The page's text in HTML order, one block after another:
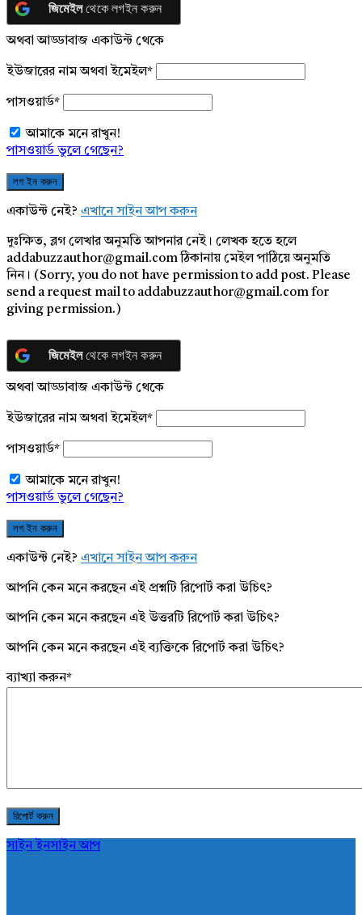
জিমেইলথেকে লগইন করুন
অথবা আড্ডাবাজ একাউন্ট থেকে
ইউজারের নাম অথবা ইমেইল*
পাসওয়ার্ড*
আমাকে মনে রাখুন!
পাসওয়ার্ড ভুলে গেছেন?
একাউন্ট নেই? এখানে সাইন আপ করুন
দুঃক্ষিত, ব্লগ লেখার অনুমতি আপনার নেই। লেখক হতে হলে
addabuzzauthor@gmail.com ঠিকানায় মেইল পাঠিয়ে অনুমতি
নিন। (Sorry, you do not have permission to add post. Please
send a request mail to addabuzzauthor@gmail.com for
giving permission.)
জিমেইলথেকে লগইন করুন
অথবা আড্ডাবাজ একাউন্ট থেকে
ইউজারের নাম অথবা ইমেইল*
পাসওয়ার্ড*
আমাকে মনে রাখুন!
পাসওয়ার্ড ভুলে গেছেন?
একাউন্ট নেই? এখানে সাইন আপ করুন
আপনি কেন মনে করছেন এই প্রশ্নটি রিপোর্ট করা উচিৎ?
আপনি কেন মনে করছেন এই উত্তরটি রিপোর্ট করা উচিৎ?
আপনি কেন মনে করছেন এই ব্যক্তিকে রিপোর্ট করা উচিৎ?
ব্যাখ্যা করুন*
সাইন ইনসাইন আপ